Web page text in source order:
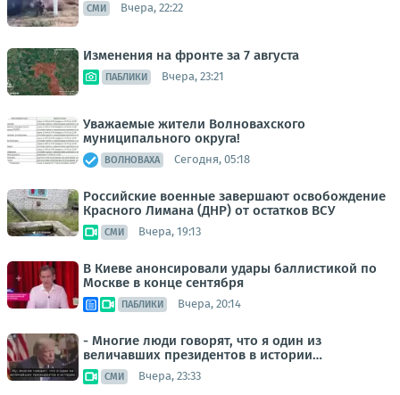
СМИ Вчера, 22:22
Изменения на фронте за 7 августа
ПАБЛИКИ Вчера, 23:21
Уважаемые жители Волновахского
муниципального округа!
ВОЛНОВАХА Сегодня, 05:18
Российские военные завершают освобождение
Красного Лимана (ДНР) от остатков ВСУ
СМИ Вчера, 19:13
В Киеве анонсировали удары баллистикой по
Москве в конце сентября
ПАБЛИКИ Вчера, 20:14
- Многие люди говорят, что я один из
величавших президентов в истории…
СМИ Вчера, 23:33